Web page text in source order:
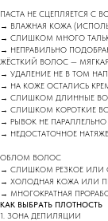
ПАСТА НЕ СЦЕПЛЯЕТСЯ С
→ ВЛАЖНАЯ КОЖА
→ СЛИШКОМ МНОГО
→ НЕПРАВИЛЬНО
ЖЁСТКИЙ ВОЛОС — МЯГКАЯ
→ УДАЛЕНИЕ НЕ В ТОМ
→ НА КОЖЕ ОСТАЛИСЬ
→ СЛИШКОМ ДЛИННЫЕ
→ СЛИШКОМ КОРОТКИЕ
→ РЫВОК НЕ
→ НЕДОСТАТОЧНОЕ
ОБЛОМ ВОЛОС
→ СЛИШКОМ РЕЗКОЕ ИЛИ
→ ХОЛОДНАЯ КОЖА ИЛИ
→ МНОГОКРАТНАЯ
КАК ВЫБРАТЬ ПЛОТНОСТЬ
1. ЗОНА ДЕПИЛЯЦИИ